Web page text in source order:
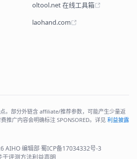
oltool.net 在线工具箱
laohand.com
。部分外链含 affiliate/推荐参数，可能产生少量返
推广内容会明确标注 SPONSORED。详见 利益披露
AIHO 编辑部·蜀ICP备17034332号-3
于评测方法利益声明